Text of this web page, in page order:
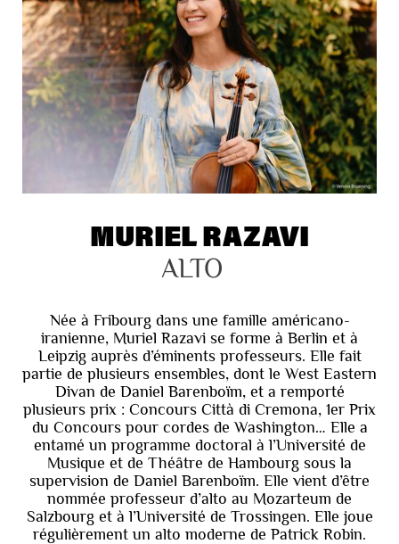
MURIEL RAZAVI
ALTO
Née à Fribourg dans une famille américano-
iranienne, Muriel Razavi se forme à Berlin et à
Leipzig auprès d’éminents professeurs. Elle fait
partie de plusieurs ensembles, dont le West Eastern
Divan de Daniel Barenboïm, et a remporté
plusieurs prix : Concours Città di Cremona, 1er Prix
du Concours pour cordes de Washington… Elle a
entamé un programme doctoral à l’Université de
Musique et de Théâtre de Hambourg sous la
supervision de Daniel Barenboïm. Elle vient d’être
nommée professeur d’alto au Mozarteum de
Salzbourg et à l’Université de Trossingen. Elle joue
régulièrement un alto moderne de Patrick Robin.